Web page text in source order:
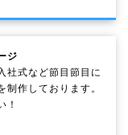
ジ
社式など節目節目に
制作しております。
！